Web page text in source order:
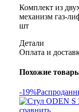
Комплект из
механизм газ-
шт
Детали
Оплата и
Похожие
-19%